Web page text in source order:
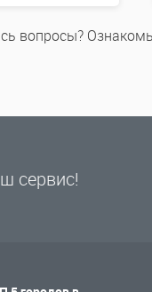
вопросы?
сервис!